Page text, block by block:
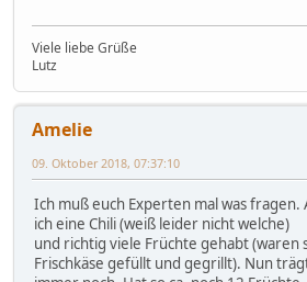
Viele liebe Grüße
Lutz
Amelie
09. Oktober 2018, 07:37:10
Ich muß euch Experten mal was fragen.
ich eine Chili (weiß leider nicht welche)
und richtig viele Früchte gehabt (waren
Frischkäse gefüllt und gegrillt). Nun